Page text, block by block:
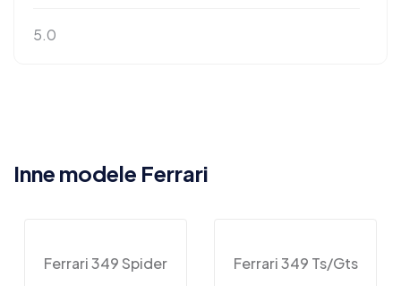
5.0
Inne modele Ferrari
Ferrari 349 Spider Ferrari 349 Ts/Gts